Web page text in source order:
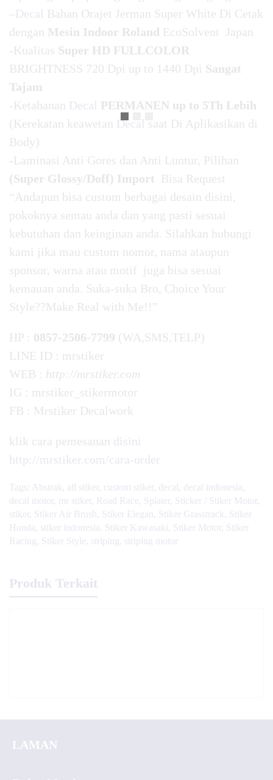
–Decal Bahan Orajet Jerman Super White Di Cetak
dengan Mesin Indoor Roland EcoSolvent Japan
-Kualitas Super HD FULLCOLOR
BRIGHTNESS 720 Dpi up to 1440 Dpi Sangat
Tajam
-Ketahanan Decal PERMANEN up to 5Th Lebih
(Kerekatan keawetan Decal saat Di Aplikasikan di
Body)
-Laminasi Anti Gores dan Anti Luntur, Pilihan
(Super Glossy/Doff) Import Bisa Request
“Andapun bisa custom berbagai desain disini,
pokoknya semau anda dan yang pasti sesuai
kebutuhan dan keinginan anda. Silahkan hubungi
kami jika mau custom nomor, nama ataupun
sponsor, warna atau motif juga bisa sesuai
kemauan anda. Suka-suka Bro, Choice Your
Style??Make Real with Me!!”
HP : 0857-2506-7799 (WA,SMS,TELP)
LINE ID : mrstiker
WEB : http://mrstiker.com
IG : mrstiker_stikermotor
FB : Mrstiker Decalwork
klik cara pemesanan disini
http://mrstiker.com/cara-order
Tags: Abstrak all stiker custom stiker decal decal indonesia
decal motor
mr stiker Road Race Splater Sticker / Stiker Motor
stiker
Stiker Air Brush Stiker Elegan Stiker Grasstrack
Stiker
Honda stiker indonesia Stiker Kawasaki Stiker Motor
Stiker
Racing
Stiker Style striping striping motor
Produk Terkait
LAMAN